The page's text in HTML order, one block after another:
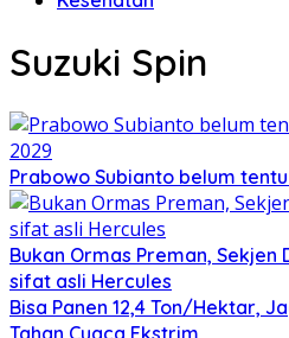
Suzuki Spin
Prabowo Subianto belum
Bukan Ormas Preman, Sekjen
sifat asli Hercules
Bisa Panen 12,4 Ton/Hektar,
Tahan Cuaca Ekstrim